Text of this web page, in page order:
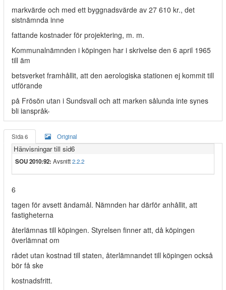
markvärde och med ett byggnadsvärde av 27 610 kr., det
sistnämnda inne­
fattande kostnader för projektering, m. m.
Kommunalnämnden i köpingen har i skrivelse den 6 april 1965
till äm­
betsverket framhållit, att den aerologiska stationen ej kommit till
utförande
på Frösön utan i Sundsvall och att marken sålunda inte synes
bli ianspråk-
Sida 6 Original
Hänvisningar till sid6
SOU 2010:92: Avsnitt2.2.2
6
tagen för avsett ändamål. Nämnden har därför anhållit, att
fastigheterna
återlämnas till köpingen. Styrelsen finner att, då köpingen
överlämnat om­
rådet utan kostnad till staten, återlämnandet till köpingen också
bör få ske
kostnadsfritt.